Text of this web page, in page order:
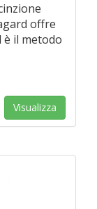
offre
è il metodo
Visualizza